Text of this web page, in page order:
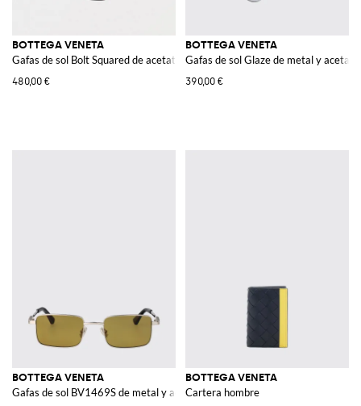
BOTTEGA VENETA
Gafas de sol Bolt Squared de acetato inyectado
480,00 €
BOTTEGA VENETA
Gafas de sol Glaze de metal y acetato
390,00 €
BOTTEGA VENETA
Gafas de sol BV1469S de metal y acetato
BOTTEGA VENETA
Cartera hombre